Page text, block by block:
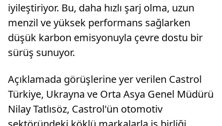
iyileştiriyor. Bu, daha hızlı şarj olma, uzun
menzil ve yüksek performans sağlarken
düşük karbon emisyonuyla çevre dostu bir
sürüş sunuyor.
Açıklamada görüşlerine yer verilen Castrol
Türkiye, Ukrayna ve Orta Asya Genel Müdürü
Nilay Tatlısöz, Castrol'ün otomotiv